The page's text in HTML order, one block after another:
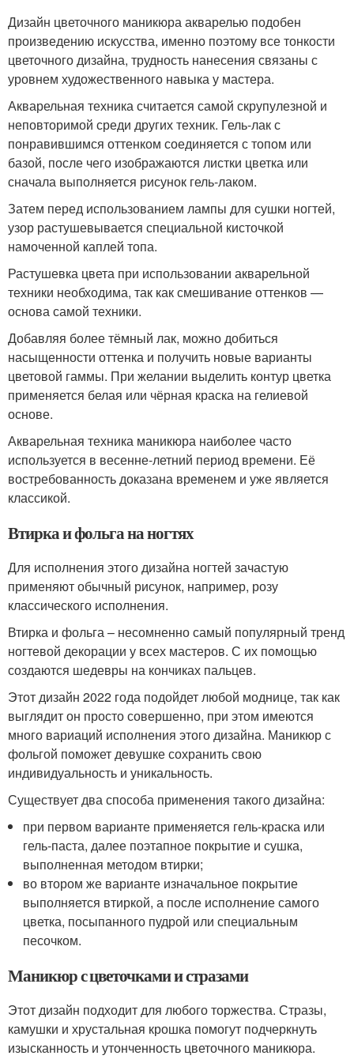
Дизайн цветочного маникюра акварелью подобен
произведению искусства, именно поэтому все тонкости
цветочного дизайна, трудность нанесения связаны с
уровнем художественного навыка у мастера.
Акварельная техника считается самой скрупулезной и
неповторимой среди других техник. Гель-лак с
понравившимся оттенком соединяется с топом или
базой, после чего изображаются листки цветка или
сначала выполняется рисунок гель-лаком.
Затем перед использованием лампы для сушки ногтей,
узор растушевывается специальной кисточкой
намоченной каплей топа.
Растушевка цвета при использовании акварельной
техники необходима, так как смешивание оттенков —
основа самой техники.
Добавляя более тёмный лак, можно добиться
насыщенности оттенка и получить новые варианты
цветовой гаммы. При желании выделить контур цветка
применяется белая или чёрная краска на гелиевой
основе.
Акварельная техника маникюра наиболее часто
используется в весенне-летний период времени. Её
востребованность доказана временем и уже является
классикой.
Втирка и фольга на ногтях
Для исполнения этого дизайна ногтей зачастую
применяют обычный рисунок, например, розу
классического исполнения.
Втирка и фольга – несомненно самый популярный тренд
ногтевой декорации у всех мастеров. С их помощью
создаются шедевры на кончиках пальцев.
Этот дизайн 2022 года подойдет любой моднице, так как
выглядит он просто совершенно, при этом имеются
много вариаций исполнения этого дизайна. Маникюр с
фольгой поможет девушке сохранить свою
индивидуальность и уникальность.
Существует два способа применения такого дизайна:
при первом варианте применяется гель-краска или
гель-паста, далее поэтапное покрытие и сушка,
выполненная методом втирки;
во втором же варианте изначальное покрытие
выполняется втиркой, а после исполнение самого
цветка, посыпанного пудрой или специальным
песочком.
Маникюр с цветочками и стразами
Этот дизайн подходит для любого торжества. Стразы,
камушки и хрустальная крошка помогут подчеркнуть
изысканность и утонченность цветочного маникюра.